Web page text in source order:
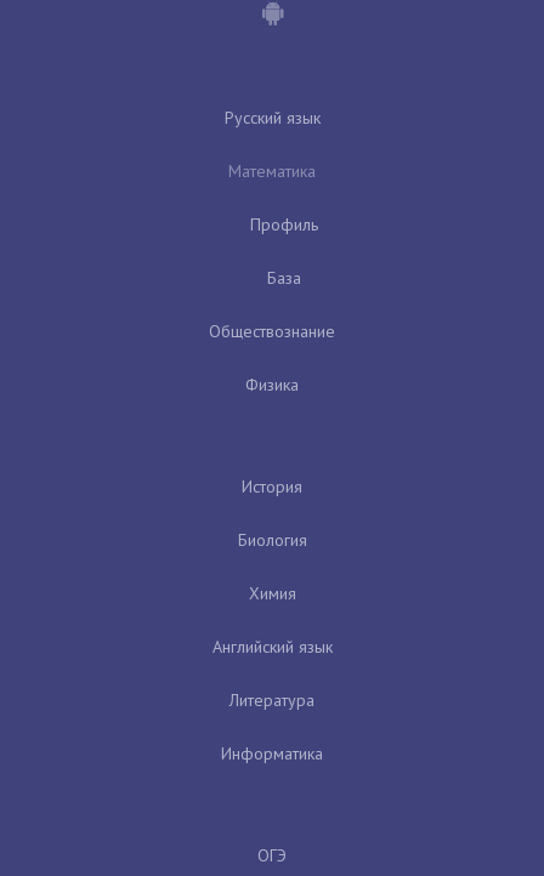
Русский язык
Математика
Профиль
База
Обществознание
Физика
История
Биология
Химия
Английский язык
Литература
Информатика
ОГЭ